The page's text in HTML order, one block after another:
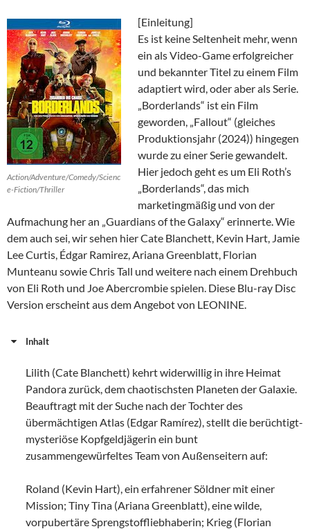
Action/Adventure/Comedy/Scienc
e-Fiction/Thriller
[Einleitung]
Es ist keine Seltenheit mehr, wenn
ein als Video-Game erfolgreicher
und bekannter Titel zu einem Film
adaptiert wird, oder aber als Serie.
„Borderlands“ ist ein Film
geworden, „Fallout“ (gleiches
Produktionsjahr (2024)) hingegen
wurde zu einer Serie gewandelt.
Hier jedoch geht es um Eli Roth’s
„Borderlands“, das mich
marketingmäßig und von der
Aufmachung her an „Guardians of the Galaxy“ erinnerte. Wie
dem auch sei, wir sehen hier Cate Blanchett, Kevin Hart, Jamie
Lee Curtis, Édgar Ramirez, Ariana Greenblatt, Florian
Munteanu sowie Chris Tall und weitere nach einem Drehbuch
von Eli Roth und Joe Abercrombie spielen. Diese Blu-ray Disc
Version erscheint aus dem Angebot von LEONINE.
Inhalt
Lilith (Cate Blanchett) kehrt widerwillig in ihre Heimat
Pandora zurück, dem chaotischsten Planeten der Galaxie.
Beauftragt mit der Suche nach der Tochter des
übermächtigen Atlas (Edgar Ramírez), stellt die berüchtigt-
mysteriöse Kopfgeldjägerin ein bunt
zusammengewürfeltes Team von Außenseitern auf:
Roland (Kevin Hart), ein erfahrener Söldner mit einer
Mission; Tiny Tina (Ariana Greenblatt), eine wilde,
vorpubertäre Sprengstoffliebhaberin; Krieg (Florian